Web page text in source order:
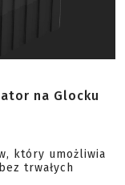
na Glocku
który umożliwia
trwałych